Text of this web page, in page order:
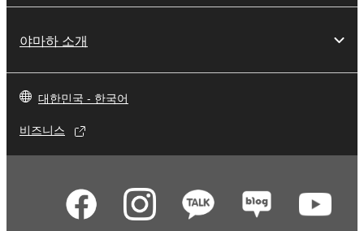
야마하 소개
대한민국 - 한국어
비즈니스